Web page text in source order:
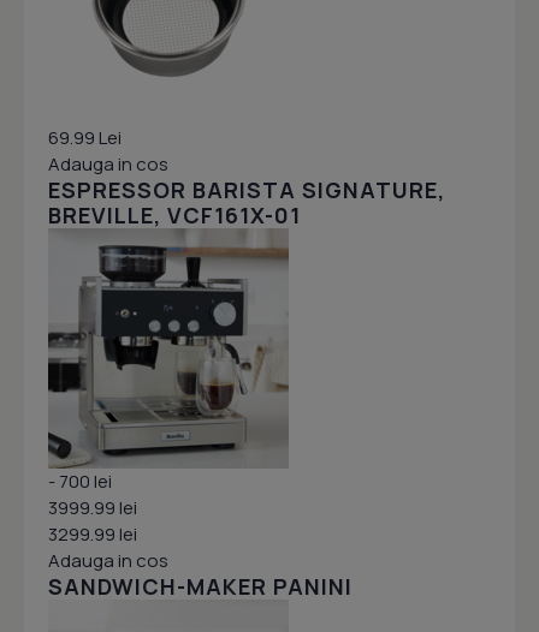
69.99 Lei
Adauga in cos
ESPRESSOR BARISTA SIGNATURE,
BREVILLE, VCF161X-01
- 700 lei
3999.99 lei
3299.99 lei
Adauga in cos
SANDWICH-MAKER PANINI